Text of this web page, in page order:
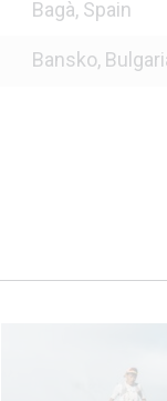
Bagà, Spain
Bansko,